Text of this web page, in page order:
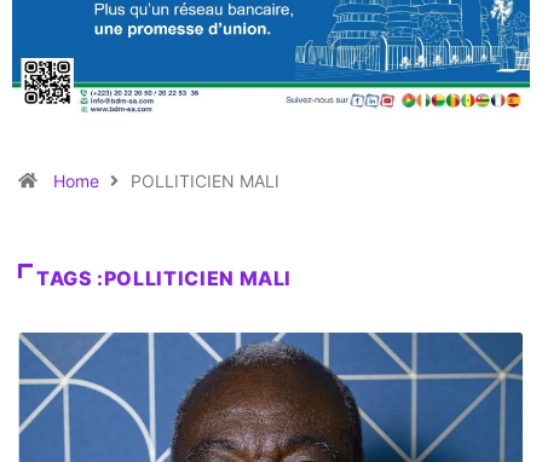
Home POLLITICIEN MALI
TAGS :POLLITICIEN MALI